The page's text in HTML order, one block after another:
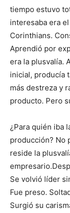
tiempo estuvo
interesaba era
Corinthians.
Aprendió por
era la plusvalía.
inicial, producía
más destreza y
producto. Pero
¿Para quién iba
producción? No
reside la
Se volvió líder
Fue preso.
Surgió su